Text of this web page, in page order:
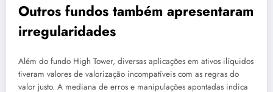
Outros fundos também apresentaram
irregularidades
Além do fundo High Tower, diversas aplicações em ativos ilíquidos
tiveram valores de valorização incompatíveis com as regras do
valor justo. A mediana de erros e manipulações apontadas indica